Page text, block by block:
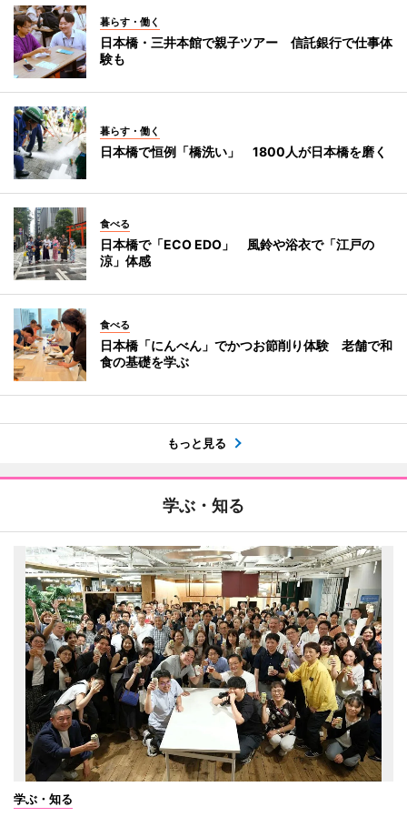
暮らす・働く
日本橋・三井本館で親子ツアー 信託銀行で仕事体
験も
暮らす・働く
日本橋で恒例「橋洗い」 1800人が日本橋を磨く
食べる
日本橋で「ECO EDO」 風鈴や浴衣で「江戸の
涼」体感
食べる
日本橋「にんべん」でかつお節削り体験 老舗で和
食の基礎を学ぶ
もっと見る
学ぶ・知る
学ぶ・知る